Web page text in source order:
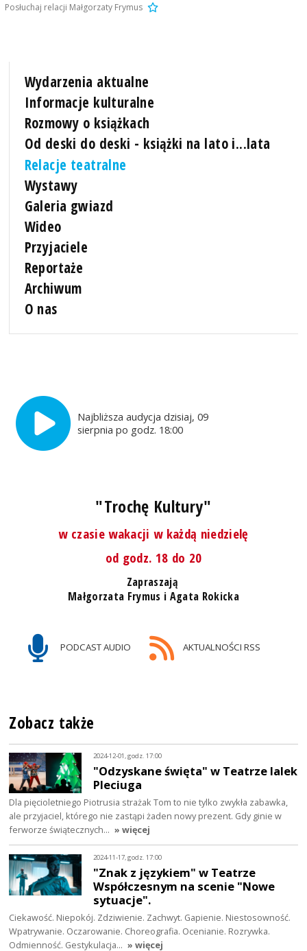
Posłuchaj relacji Małgorzaty Frymus
Wydarzenia aktualne
Informacje kulturalne
Rozmowy o książkach
Od deski do deski - książki na lato i...lata
Relacje teatralne
Wystawy
Galeria gwiazd
Wideo
Przyjaciele
Reportaże
Archiwum
O nas
Najbliższa audycja dzisiaj, 09
sierpnia po godz. 18:00
"Trochę Kultury"
w czasie wakacji w każdą niedzielę
od godz. 18 do 20
Zapraszają
Małgorzata Frymus i Agata Rokicka
PODCAST AUDIO AKTUALNOŚCI RSS
Zobacz także
2024-12-01, godz. 17:00
"Odzyskane święta" w Teatrze lalek
Pleciuga
Dla pięcioletniego Piotrusia strażak Tom to nie tylko zwykła zabawka,
ale przyjaciel, którego nie zastąpi żaden nowy prezent. Gdy ginie w
ferworze świątecznych… » więcej
2024-11-17, godz. 17:00
"Znak z językiem" w Teatrze
Współczesnym na scenie "Nowe
sytuacje".
Ciekawość. Niepokój. Zdziwienie. Zachwyt. Gapienie. Niestosowność.
Wpatrywanie. Oczarowanie. Choreografia. Ocenianie. Rozrywka.
Odmienność. Gestykulacja… » więcej